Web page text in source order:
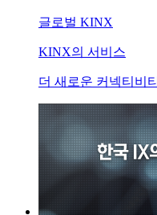
글로벌 KINX
KINX의 서비스
더 새로운 커넥티비티